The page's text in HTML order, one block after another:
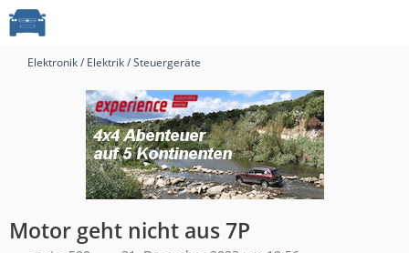
Elektronik / Elektrik / Steuergeräte
Motor geht nicht aus 7P